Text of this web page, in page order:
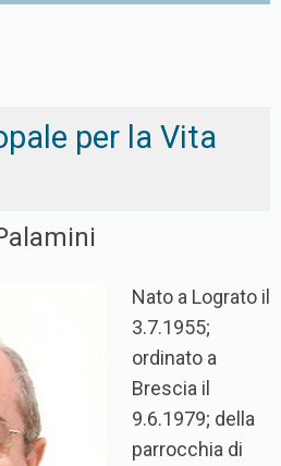
per la Vita
Nato a Lograto il
3.7.1955;
ordinato a
Brescia il
9.6.1979; della
parrocchia di